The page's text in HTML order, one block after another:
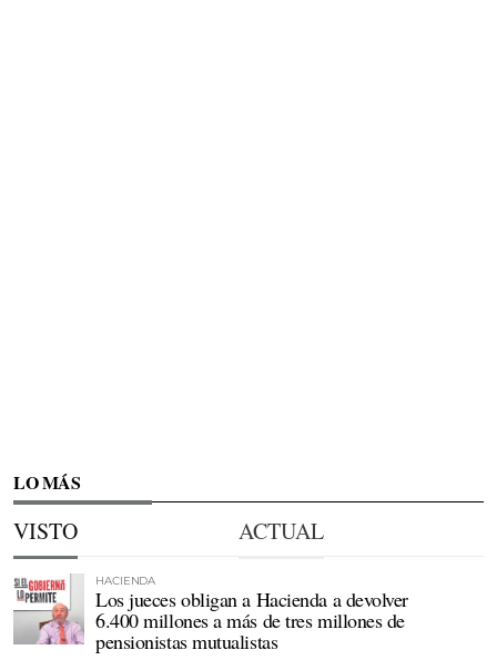
LO MÁS
VISTO ACTUAL
HACIENDA
Los jueces obligan a Hacienda a devolver
6.400 millones a más de tres millones de
pensionistas mutualistas